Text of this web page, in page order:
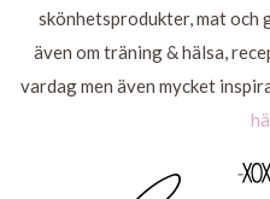
skönhetsprodukter, mat och
även om träning & hälsa,
vardag men även mycket